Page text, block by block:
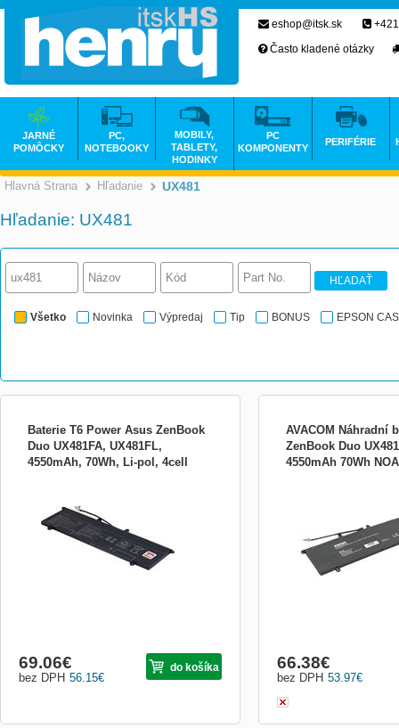
Hlavná Strana Hľadanie UX481
Hľadanie: UX481
HĽADAŤ
Všetko Novinka Výpredaj Tip BONUS EPSON
Baterie T6 Power Asus ZenBook
Duo UX481FA, UX481FL,
4550mAh, 70Wh, Li-pol, 4cell
Produktová čísla: C41N1901, 0B200-
03520000, 0B200-03520100 Kompatibilní
modely: Asus ZenBook Duo UX481FA,
Asus ZenBook Duo UX481FL
56.15€
bez DPH
69.06€ do košíka
AVACOM Náhradní
ZenBook Duo
4550mAh 70Wh
ZenBook Duo UX481FL
53.97€
bez DPH
66.38€
eshop@itsk.sk
Často kladené otázky
JARNÉ
POMÔCKY
PC,
NOTEBOOKY
MOBILY,
TABLETY,
HODINKY
PC
KOMPONENTY
PERIFÉRIE